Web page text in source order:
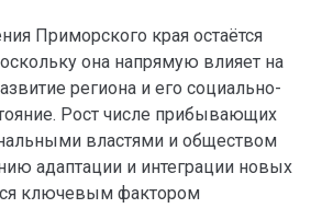
Приморского края остаётся
она напрямую влияет на
региона и его социально-
Рост числе прибывающих
властями и обществом
адаптации и интеграции новых
ключевым фактором